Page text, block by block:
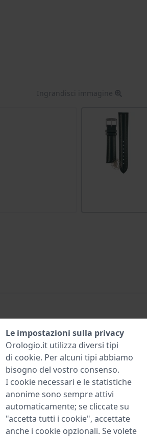
Ingrandisci immagine
Aggiungi al carrello
Le impostazioni sulla privacy
Orologio.it utilizza diversi tipi
di cookie. Per alcuni tipi abbiamo
bisogno del vostro consenso.
I cookie necessari e le statistiche
anonime sono sempre attivi
automaticamente; se cliccate su
"accetta tutti i cookie", accettate
anche i cookie opzionali. Se volete